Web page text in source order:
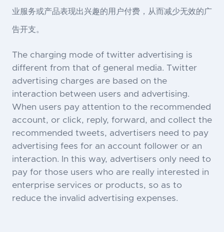
业服务或产品表现出兴趣的用户付费，从而减少无效的广
告开支。
The charging mode of twitter advertising is
different from that of general media. Twitter
advertising charges are based on the
interaction between users and advertising.
When users pay attention to the recommended
account, or click, reply, forward, and collect the
recommended tweets, advertisers need to pay
advertising fees for an account follower or an
interaction. In this way, advertisers only need to
pay for those users who are really interested in
enterprise services or products, so as to
reduce the invalid advertising expenses.